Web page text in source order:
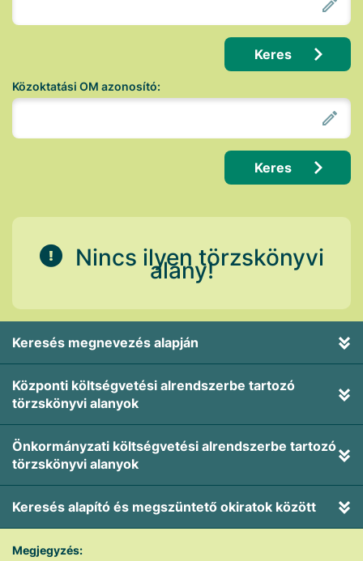
Keres
Közoktatási OM azonosító:
Keres
Nincs ilyen törzskönyvi
alany!
Keresés megnevezés alapján
Központi költségvetési alrendszerbe tartozó
törzskönyvi alanyok
Önkormányzati költségvetési alrendszerbe tartozó
törzskönyvi alanyok
Keresés alapító és megszüntető okiratok között
Megjegyzés: